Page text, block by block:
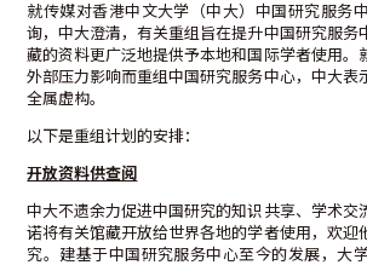
就传媒对香港中文大学（中大）中国研究服务
询，中大澄清，有关重组旨在提升中国研究服务
藏的资料更广泛地提供予本地和国际学者使用。
外部压力影响而重组中国研究服务中心，中大表
全属虚构。
以下是重组计划的安排：
开放资料供查阅
中大不遗余力促进中国研究的知识共享、学术交
诺将有关馆藏开放给世界各地的学者使用，欢迎
究。建基于中国研究服务中心至今的发展，大